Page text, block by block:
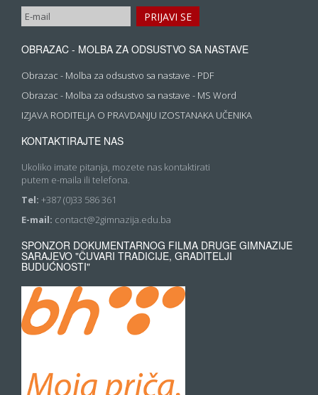
OBRAZAC - MOLBA ZA ODSUSTVO SA NASTAVE
Obrazac - Molba za odsustvo sa nastave - PDF
Obrazac - Molba za odsustvo sa nastave - MS Word
IZJAVA RODITELJA O PRAVDANJU IZOSTANAKA UČENIKA
KONTAKTIRAJTE NAS
Ukoliko imate pitanja, mozete nas kontaktirati
putem e-maila ili telefona.
Tel: +387 (0)33 586 361
E-mail: contact@2gimnazija.edu.ba
SPONZOR DOKUMENTARNOG FILMA DRUGE GIMNAZIJE
SARAJEVO "ČUVARI TRADICIJE, GRADITELJI
BUDUĆNOSTI"